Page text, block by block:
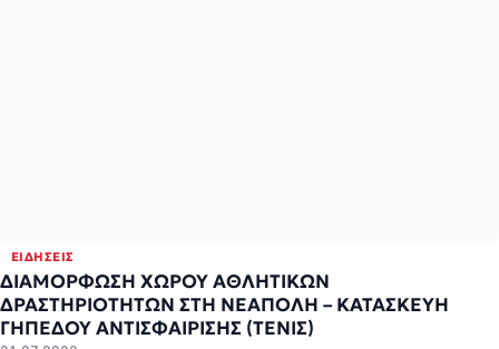
ΕΙΔΉΣΕΙΣ
ΔΙΑΜΟΡΦΩΣΗ ΧΩΡΟΥ ΑΘΛΗΤΙΚΩΝ
ΔΡΑΣΤΗΡΙΟΤΗΤΩΝ ΣΤΗ ΝΕΑΠΟΛΗ – ΚΑΤΑΣΚΕΥΗ
ΓΗΠΕΔΟΥ ΑΝΤΙΣΦΑΙΡΙΣΗΣ (ΤΕΝΙΣ)